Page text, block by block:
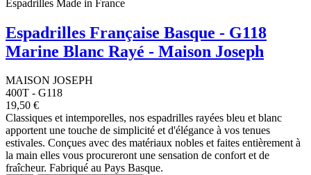
Espadrilles Made in France
Espadrilles Française Basque - G118
Marine Blanc Rayé - Maison Joseph
MAISON JOSEPH
400T - G118
19,50 €
Classiques et intemporelles, nos espadrilles rayées bleu et blanc
apportent une touche de simplicité et d'élégance à vos tenues
estivales. Conçues avec des matériaux nobles et faites entièrement à
la main elles vous procureront une sensation de confort et de
fraîcheur. Fabriqué au Pays Basque.